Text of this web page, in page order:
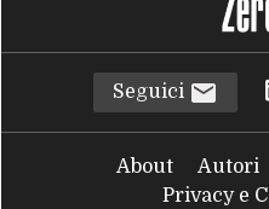
Seguici
About Autori
Privacy e